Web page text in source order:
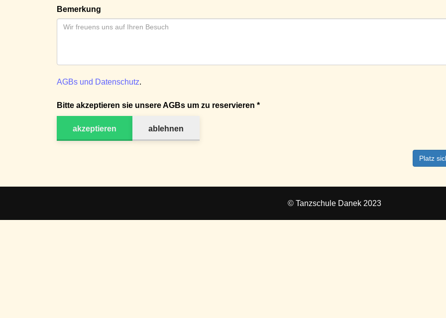
Bemerkung
AGBs und Datenschutz.
Bitte akzeptieren sie unsere AGBs um zu reservieren *
akzeptieren ablehnen
Platz
© Tanzschule Danek 2023